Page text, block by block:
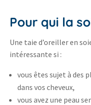
Pour qui la
Une taie d’oreiller en
intéressante si :
vous êtes sujet à des
dans vos cheveux,
vous avez une peau